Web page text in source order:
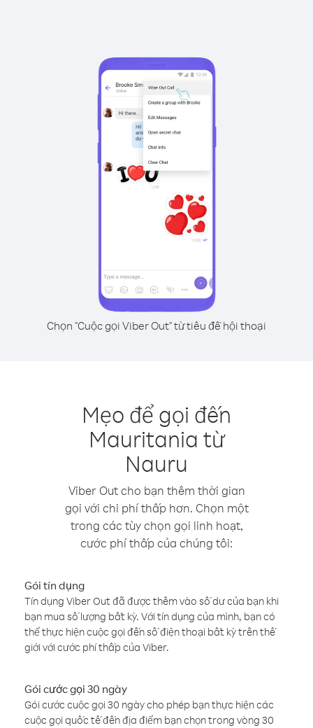
Chọn "Cuộc gọi Viber Out" từ tiêu đề hội thoại
Mẹo để gọi đến
Mauritania từ
Nauru
Viber Out cho bạn thêm thời gian
gọi với chi phí thấp hơn. Chọn một
trong các tùy chọn gọi linh hoạt,
cước phí thấp của chúng tôi:
Gói tín dụng
Tín dụng Viber Out đã được thêm vào số dư của bạn khi
bạn mua số lượng bất kỳ. Với tín dụng của mình, bạn có
thể thực hiện cuộc gọi đến số điện thoại bất kỳ trên thế
giới với cước phí thấp của Viber.
Gói cước gọi 30 ngày
Gói cước cuộc gọi 30 ngày cho phép bạn thực hiện các
cuộc gọi quốc tế đến địa điểm bạn chọn trong vòng 30